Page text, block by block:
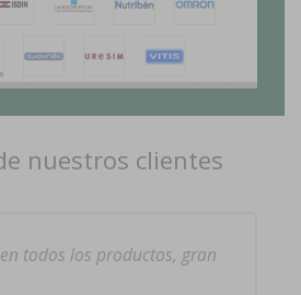
nuestros clientes
todos los productos, gran